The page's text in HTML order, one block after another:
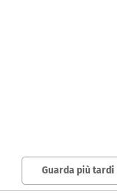
Guarda più tardi